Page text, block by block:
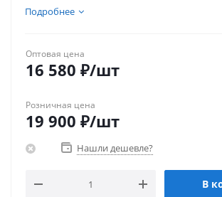
оправы, силиконового обтюратора,
клапанами вдоха, силиконового
два боковых узла присоединения
Маска имеет три роста: 1, 2 и 3. На
уплотнителя нанесена цифра,
маски.
панорамной UNIX 6100:
Подробнее
Оптовая цена
16 580 ₽/шт
Розничная цена
19 900 ₽/шт
Нашли дешевле?
В